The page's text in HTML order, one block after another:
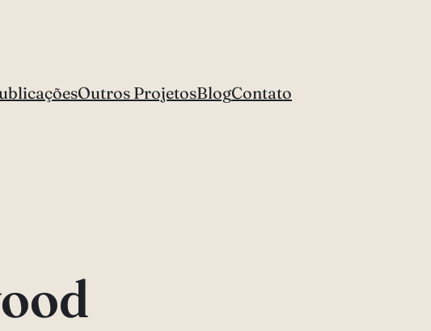
Outros ProjetosBlogContato